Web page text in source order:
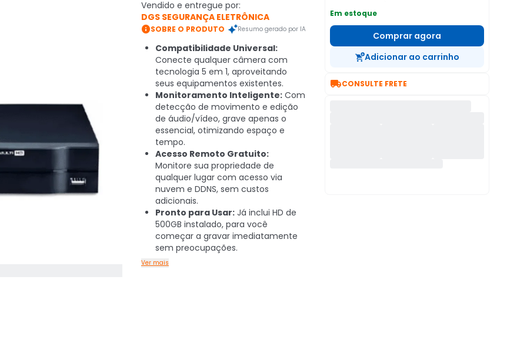
Vendido e entregue por:
DGS SEGURANÇA ELETRÔNICA
SOBRE O PRODUTO Resumo gerado por IA
Compatibilidade Universal:
Conecte qualquer câmera com
tecnologia 5 em 1, aproveitando
seus equipamentos existentes.
Monitoramento Inteligente: Com
detecção de movimento e edição
de áudio/vídeo, grave apenas o
essencial, otimizando espaço e
tempo.
Acesso Remoto Gratuito:
Monitore sua propriedade de
qualquer lugar com acesso via
nuvem e DDNS, sem custos
adicionais.
Pronto para Usar: Já inclui HD de
500GB instalado, para você
começar a gravar imediatamente
sem preocupações.
Ver mais
Em estoque
Comprar agora
Adicionar ao carrinho
CONSULTE FRETE